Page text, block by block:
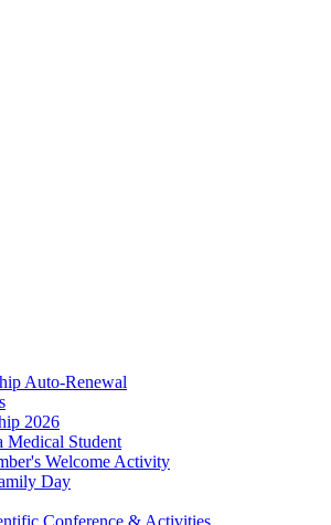
Auto-Renewal
2026
Medical Student
Welcome Activity
Day
Conference & Activities